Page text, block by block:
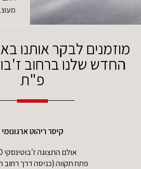
מוזמנים לבקר אותנו
פ"ת
קיסר ריהוט ארגונומי
אולם התצוגה ז'בוטינסקי 110,
פתח תקווה (כניסה דרך רחוב